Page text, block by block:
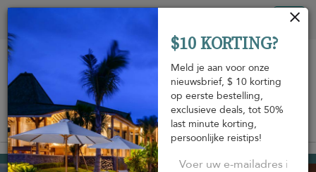
Bekijk op de kaart
Trincomalee vanUSD 413
$10 KORTING?
Meld je aan voor onze
nieuwsbrief, $ 10 korting
op eerste bestelling,
exclusieve deals, tot 50%
last minute korting,
persoonlijke reistips!
Cookies beheer paneel